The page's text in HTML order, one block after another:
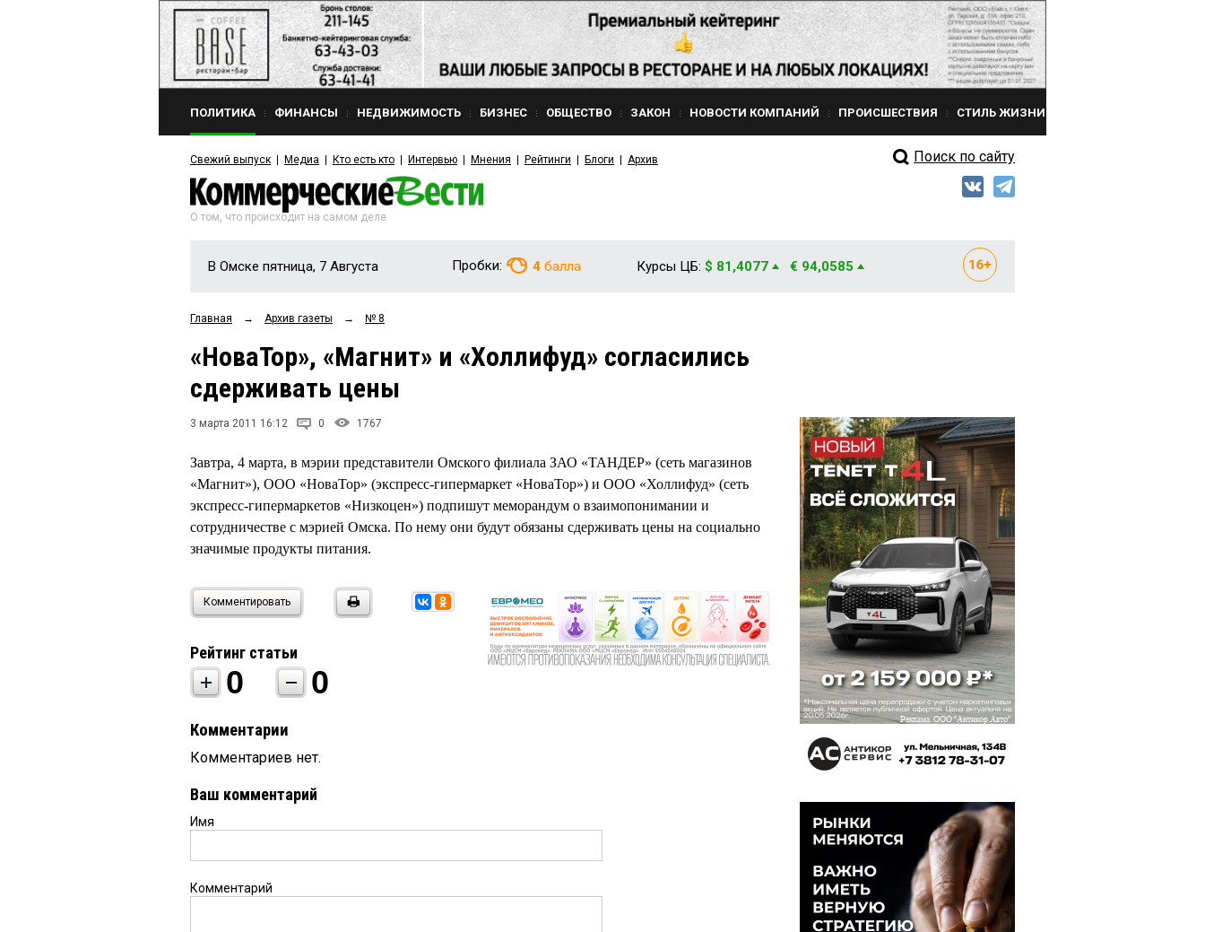
ПОЛИТИКА ФИНАНСЫ НЕДВИЖИМОСТЬ БИЗНЕС ОБЩЕСТВО ЗАКОН НОВОСТИ КОМПАНИЙ ПРОИСШЕСТВИЯ СТИЛЬ ЖИЗНИ
Свежий выпуск Медиа Кто есть кто Интервью Мнения Рейтинги Блоги Архив Поиск по сайту
О том, что происходит на самом деле
В Омске пятница, 7 Августа Пробки: 4 балла Курсы ЦБ: $ 81,4077 € 94,0585
Главная → Архив газеты → № 8
«НоваТор», «Магнит» и «Холлифуд» согласились
сдерживать цены
3 марта 2011 16:12 0 1767
Завтра, 4 марта, в мэрии представители Омского филиала ЗАО «ТАНДЕР» (сеть магазинов
«Магнит»), ООО «НоваТор» (экспресс-гипермаркет «НоваТор») и ООО «Холлифуд» (сеть
экспресс-гипермаркетов «Низкоцен») подпишут меморандум о взаимопонимании и
сотрудничестве с мэрией Омска. По нему они будут обязаны сдерживать цены на социально
значимые продукты питания.
Комментировать
Рейтинг статьи
0 0
Комментарии
Комментариев нет.
Ваш комментарий
Имя
Комментарий